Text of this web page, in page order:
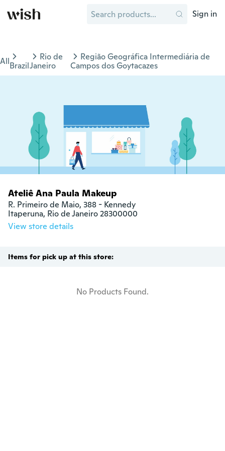
Sign in
AllBrazil
Rio de
Janeiro
Região Geográfica Intermediária de
Campos dos Goytacazes
Ateliê Ana Paula Makeup
R. Primeiro de Maio, 388 - Kennedy
Itaperuna, Rio de Janeiro 28300000
View store details
Items for pick up at this store:
No Products Found.